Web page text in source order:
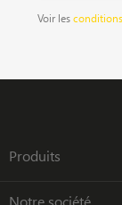
Voir les
Produits
Notre société